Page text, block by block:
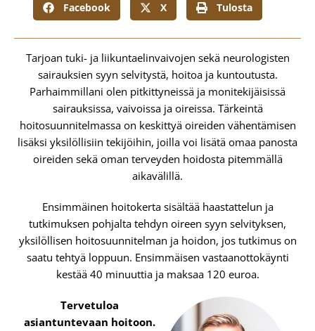
Facebook X Tulosta
Tarjoan tuki- ja liikuntaelinvaivojen sekä neurologisten
sairauksien syyn selvitystä, hoitoa ja kuntoutusta.
Parhaimmillani olen pitkittyneissä ja monitekijäisissä
sairauksissa, vaivoissa ja oireissa. Tärkeintä
hoitosuunnitelmassa on keskittyä oireiden vähentämisen
lisäksi yksilöllisiin tekijöihin, joilla voi lisätä omaa panosta
oireiden sekä oman terveyden hoidosta pitemmällä
aikavälillä.
Ensimmäinen hoitokerta sisältää haastattelun ja
tutkimuksen pohjalta tehdyn oireen syyn selvityksen,
yksilöllisen hoitosuunnitelman ja hoidon, jos tutkimus on
saatu tehtyä loppuun. Ensimmäisen vastaanottokäynti
kestää 40 minuuttia ja maksaa 120 euroa.
Tervetuloa
asiantuntevaan hoitoon.